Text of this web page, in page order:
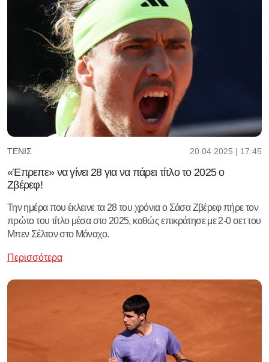
ΤΈΝΙΣ 20.04.2025 | 17:45
«Έπρεπε» να γίνει 28 για να πάρει τίτλο το 2025 ο
Ζβέρεφ!
Την ημέρα που έκλεινε τα 28 του χρόνια ο Σάσα Ζβέρεφ πήρε τον
πρώτο του τίτλο μέσα στο 2025, καθώς επικράτησε με 2-0 σετ του
Μπεν Σέλτον στο Μόναχο.
Περισσότερα